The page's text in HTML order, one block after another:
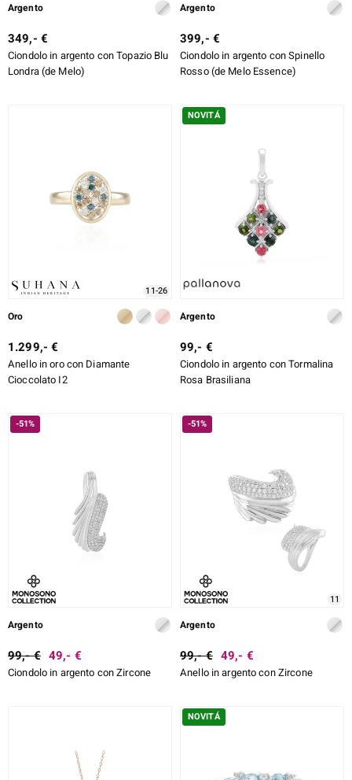
Argento
349,- €
Ciondolo in argento con Topazio Blu
Londra (de Melo)
Argento
399,- €
Ciondolo in argento con Spinello
Rosso (de Melo Essence)
11-26
Oro
1.299,- €
Anello in oro con Diamante
Cioccolato I2
NOVITÁ
Argento
99,- €
Ciondolo in argento con Tormalina
Rosa Brasiliana
-51%
Argento
99,- € 49,- €
Ciondolo in argento con Zircone
-51%
11
Argento
99,- € 49,- €
Anello in argento con Zircone
NOVITÁ